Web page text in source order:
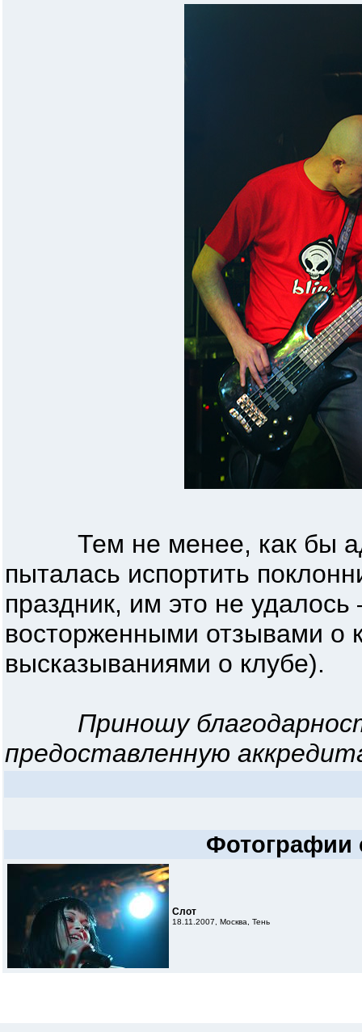
Тем не менее, как бы
пыталась испортить
праздник, им это не
восторженными отзывами о
высказываниями о клубе).
Приношу
предоставленную
Фотографии
Слот
18.11.2007, Москва, Тень